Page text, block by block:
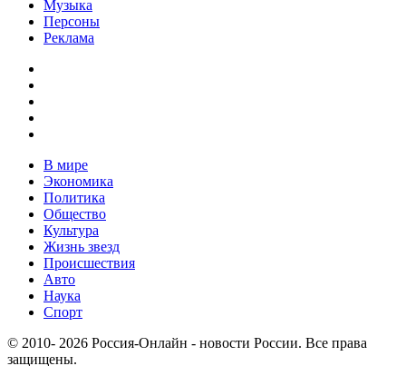
Музыка
Персоны
Реклама
В мире
Экономика
Политика
Общество
Культура
Жизнь звезд
Происшествия
Авто
Наука
Спорт
© 2010- 2026 Россия-Онлайн - новости России. Все права
защищены.